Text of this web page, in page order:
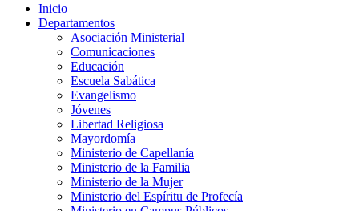
Inicio
Departamentos
Asociación Ministerial
Comunicaciones
Educación
Escuela Sabática
Evangelismo
Jóvenes
Libertad Religiosa
Mayordomía
Ministerio de Capellanía
Ministerio de la Familia
Ministerio de la Mujer
Ministerio del Espíritu de Profecía